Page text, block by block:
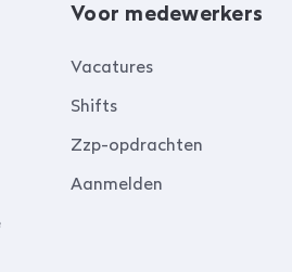
Voor medewerkers
Vacatures
Shifts
Zzp-opdrachten
Aanmelden